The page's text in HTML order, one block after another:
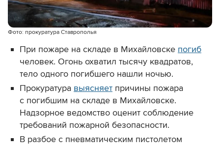
Фото: прокуратура Ставрополья
При пожаре на складе в Михайловске погиб
человек. Огонь охватил тысячу квадратов,
тело одного погибшего нашли ночью.
Прокуратура выясняет причины пожара
с погибшим на складе в Михайловске.
Надзорное ведомство оценит соблюдение
требований пожарной безопасности.
В разбое с пневматическим пистолетом